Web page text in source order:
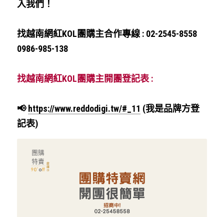
入我們！
找越南網紅KOL團購主合作專線 : 02-2545-8558
0986-985-138
找越南網紅KOL團購主開團登記表 :
📢 https://www.reddodigi.tw/#_11 (我是品牌方登
記表)